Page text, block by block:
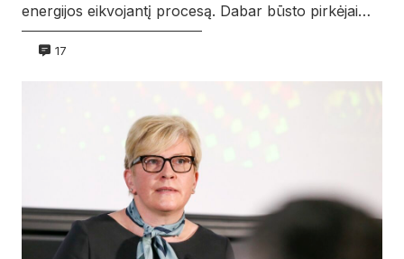
energijos eikvojantį procesą. Dabar būsto pirkėjai…
17